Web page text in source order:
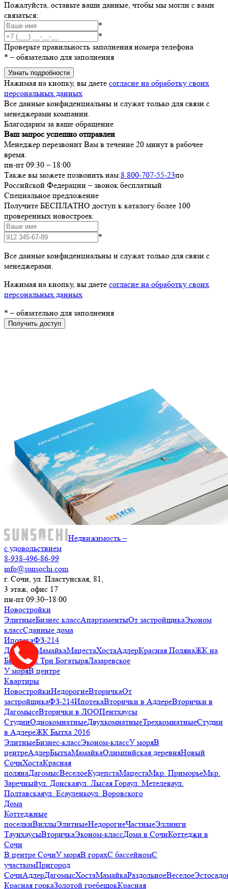
Пожалуйста, оставьте ваши данные, чтобы мы могли с вами
связаться:
*
*
Проверьте правильность заполнения номера телефона
* – обязательно для заполнения
Узнать подробности
Нажимая на кнопку, вы даете согласие на обработку своих
персональных данных
Все данные конфиденциальны и служат только для связи с
менеджерами компании.
Благодарим за ваше обращение
Ваш запрос успешно отправлен
Менеджер перезвонит Вам в течение 20 минут в рабочее
время.
пн-пт 09:30 – 18:00
Также вы можете позвонить нам:8 800-707-55-23по
Российской Федерации – звонок бесплатный
Специальное предложение
Получите БЕСПЛАТНО доступ к каталогу более 100
проверенных новостроек
*
Все данные конфиденциальны и служат только для связи с
менеджерами.
Нажимая на кнопку, вы даете согласие на обработку своих
персональных данных
* – обязательно для заполнения
Получить доступ
Недвижимость –
с удовольствием
8-938-496-86-99
info@sunsochi.com
г. Сочи, ул. Пластунская, 81,
3 этаж, офис 17
пн-пт 09:30–18:00
Новостройки
ЭлитныеБизнес классАпартаментыОт застройщикаЭконом
классСданные дома
ИпотекаФЗ-214
Дагомыс МамайкаМацестаХостаАдлерКрасная ПолянаЖК на
БытхеЖК Три БогатыряЛазаревское
У моряВ центре
Квартиры
НовостройкиНедорогиеВторичкаОт
застройщикаФЗ-214ИпотекаВторички в АдлереВторички в
ДагомысеВторички в ЛООПентхаусы
СтудииОднокомнатныеДвухкомнатныеТрехкомнатныеСтудии
в АдлереЖК Бытха 2016
ЭлитныеБизнес-классЭконом-классУ моряВ
центреАдлерБытхаМамайкаОлимпийская деревняНовый
СочиХостаКрасная
полянаДагомысВеселоеКудепстаМацестаМкр. ПриморьеМкр.
Заречныйул. Донскаяул. Лысая Гораул. Метелеваул.
Полтавскаяул. Есауленкоул. Воровского
Дома
Коттеджные
поселкиВиллыЭлитныеНедорогиеЧастныеЭллинги
ТаунхаусыВторичкаЭконом-классДома в СочиКоттеджи в
Сочи
В центре СочиУ моряВ горахС бассейномС
участкомПригород
СочиАдлерДагомысХостаМамайкаРаздольноеВеселое
Красная горкаЗолотой гребешокКрасная